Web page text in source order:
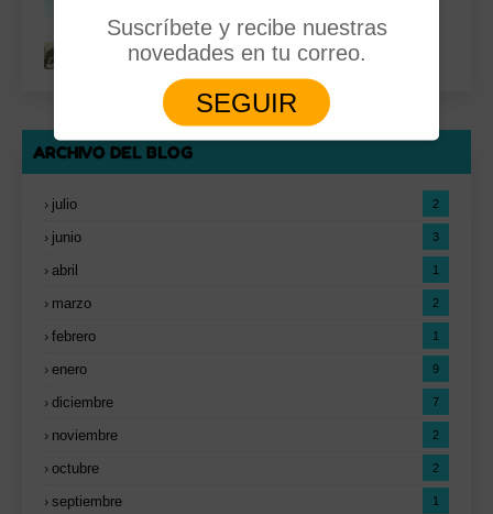
ARCHIVO DEL BLOG
julio 2
junio 3
abril 1
marzo 2
febrero 1
enero 9
diciembre 7
noviembre 2
octubre 2
septiembre 1
Suscríbete y recibe nuestras
novedades en tu correo.
SEGUIR